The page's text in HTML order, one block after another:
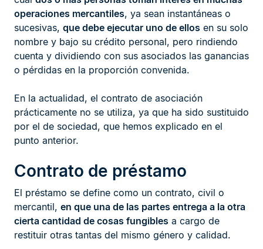
operaciones mercantiles, ya sean instantáneas o
sucesivas, que debe ejecutar uno de ellos en su solo
nombre y bajo su crédito personal, pero rindiendo
cuenta y dividiendo con sus asociados las ganancias
o pérdidas en la proporción convenida.
En la actualidad, el contrato de asociación
prácticamente no se utiliza, ya que ha sido sustituido
por el de sociedad, que hemos explicado en el
punto anterior.
Contrato de préstamo
El préstamo se define como un contrato, civil o
mercantil, en que una de las partes entrega a la otra
cierta cantidad de cosas fungibles a cargo de
restituir otras tantas del mismo género y calidad.